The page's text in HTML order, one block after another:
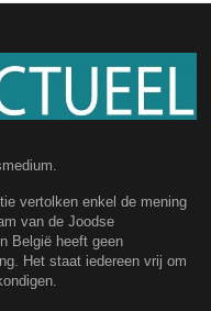
vertolken enkel de mening
van de Joodse
België heeft geen
Het staat iedereen vrij om